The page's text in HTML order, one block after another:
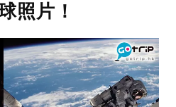
照片！